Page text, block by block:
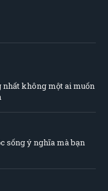
không một ai muốn
sống ý nghĩa mà bạn